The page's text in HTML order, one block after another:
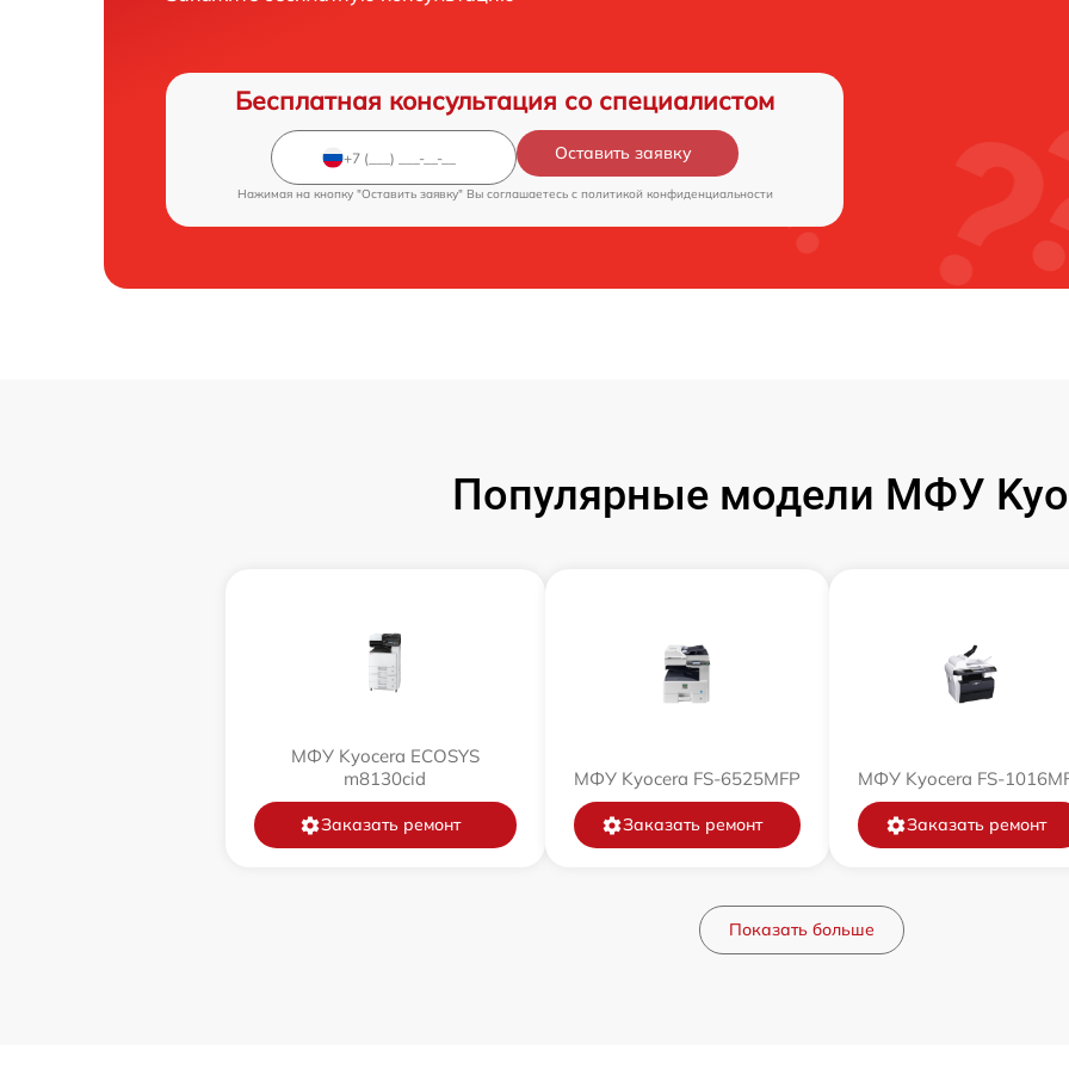
Бесплатная консультация со специалистом
Оставить заявку
Нажимая на кнопку "Оставить заявку" Вы соглашаетесь c политикой конфиденциальности
Популярные модели МФУ
МФУ Kyocera ECOSYS
m8130cid
Заказать ремонт
МФУ Kyocera FS-6525MFP
Заказать ремонт
МФУ Kyocera FS-
Заказать ремонт
Показать больше